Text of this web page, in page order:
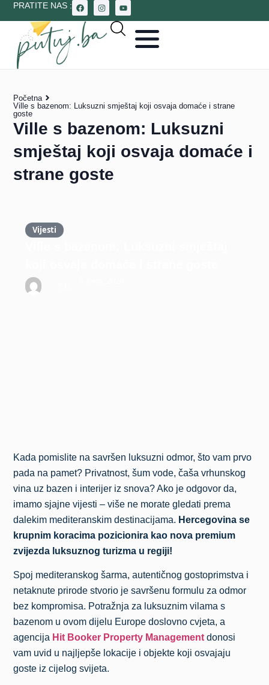
PRATITE NAS :
Početna
Ville s bazenom: Luksuzni smještaj koji osvaja domaće i strane
goste
Ville s bazenom: Luksuzni
smještaj koji osvaja domaće i
strane goste
Vijesti
Kada pomislite na savršen luksuzni odmor, što vam prvo
pada na pamet? Privatnost, šum vode, čaša vrhunskog
vina uz bazen i interijer iz snova? Ako je odgovor da,
imamo sjajne vijesti – više ne morate gledati prema
dalekim mediteranskim destinacijama. Hercegovina se
krupnim koracima pozicionira kao nova premium
zvijezda luksuznog turizma u regiji!
Spoj mediteranskog šarma, autentičnog gostoprimstva i
netaknute prirode stvorio je savršenu formulu za odmor
bez kompromisa. Potražnja za luksuznim vilama s
bazenom u ovom dijelu Europe doslovno cvjeta, a
agencija Hit Booker Property Management donosi
vam uvid u najljepše lokacije i objekte koji osvajaju
goste iz cijelog svijeta.